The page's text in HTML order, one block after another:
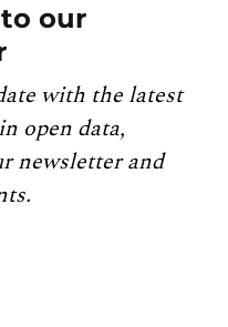
our
with the latest
open data,
newsletter and